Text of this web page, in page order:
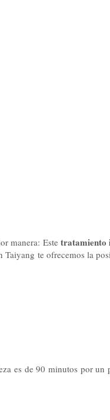
manera: Este tratamiento
Taiyang te ofrecemos la
es de 90 minutos por un